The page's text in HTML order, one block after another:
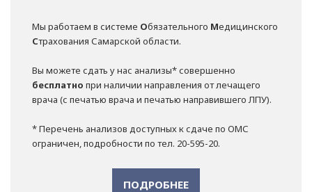
Мы работаем в системе Обязательного Медицинского
Страхования Самарской области.
Вы можете сдать у нас анализы* совершенно
бесплатно при наличии направления от лечащего
врача (с печатью врача и печатью направившего ЛПУ).
* Перечень анализов доступных к сдаче по ОМС
ограничен, подробности по тел. 20-595-20.
ПОДРОБНЕЕ